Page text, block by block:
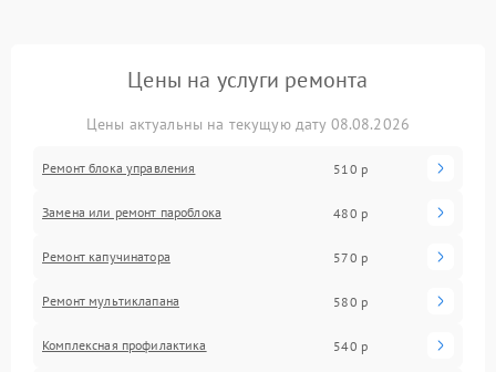
Цены на услуги ремонта
Цены актуальны на текущую дату 08.08.2026
Ремонт блока управления 510 р
Замена или ремонт пароблока 480 р
Ремонт капучинатора 570 р
Ремонт мультиклапана 580 р
Комплексная профилактика 540 р